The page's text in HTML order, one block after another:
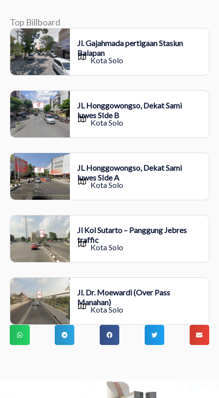
Top Billboard
Jl. Gajahmada pertigaan Stasiun
Balapan
Kota Solo
JL Honggowongso, Dekat Sami
luwes SIde B
Kota Solo
JL Honggowongso, Dekat Sami
luwes SIde A
Kota Solo
Jl Kol Sutarto – Panggung Jebres
traffic
Kota Solo
Jl. Dr. Moewardi (Over Pass
Manahan)
Kota Solo